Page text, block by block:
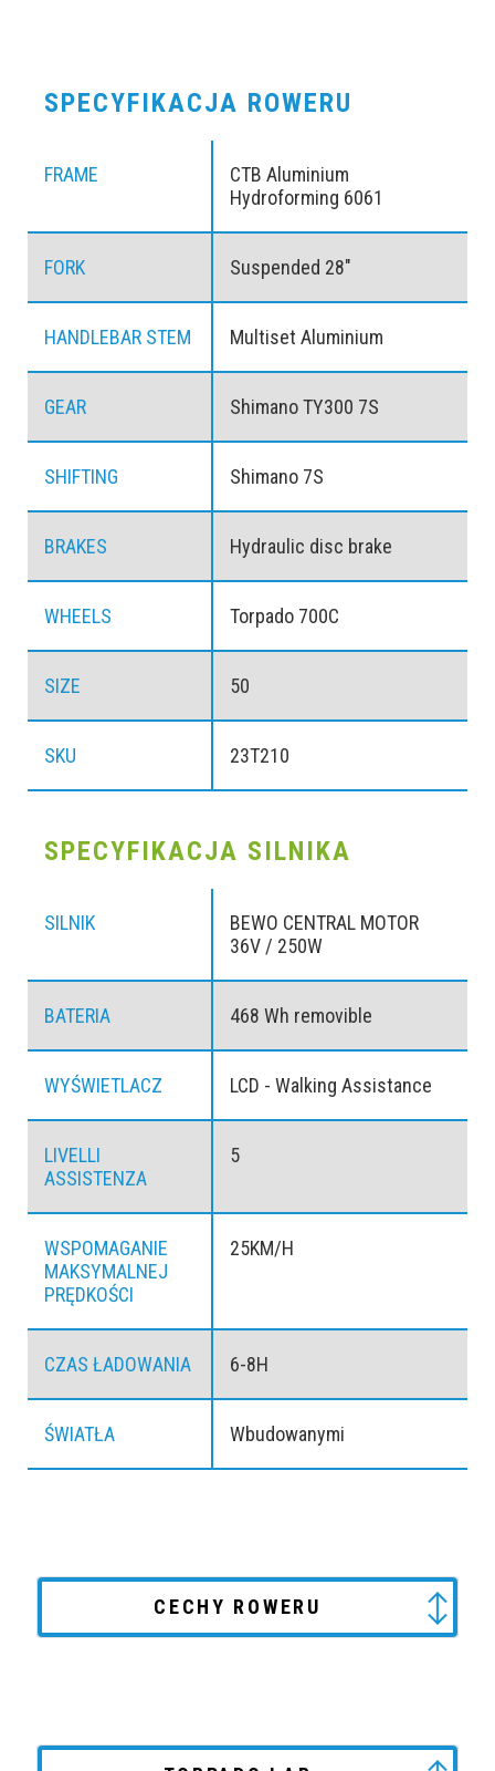
SPECYFIKACJA ROWERU
FRAME
CTB Aluminium
Hydroforming 6061
FORK Suspended 28″
HANDLEBAR STEM Multiset Aluminium
GEAR Shimano TY300 7S
SHIFTING Shimano 7S
BRAKES Hydraulic disc brake
WHEELS Torpado 700C
SIZE 50
SKU 23T210
SPECYFIKACJA SILNIKA
SILNIK
BEWO CENTRAL MOTOR
36V / 250W
BATERIA 468 Wh removible
WYŚWIETLACZ LCD - Walking Assistance
LIVELLI
ASSISTENZA
5
WSPOMAGANIE
MAKSYMALNEJ
PRĘDKOŚCI
25KM/H
CZAS ŁADOWANIA 6-8H
ŚWIATŁA Wbudowanymi
CECHY ROWERU